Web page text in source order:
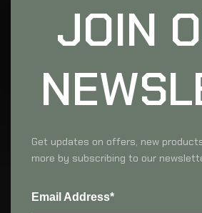
JOIN
Get updates on offers, new
more by subscribing to our
Email Address*